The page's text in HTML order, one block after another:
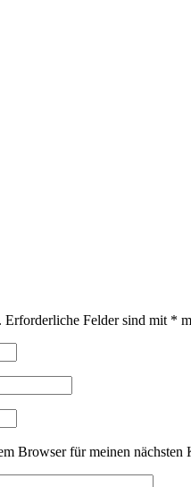
Erforderliche Felder sind mit *
Browser für meinen nächsten